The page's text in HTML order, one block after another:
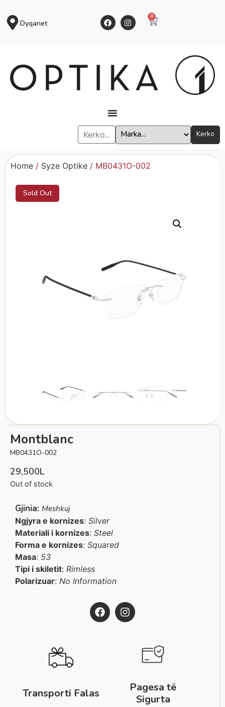
Dyqanet
0
Kerko
Home / Syze Optike / MB0431O-002
Sold Out
Montblanc
MB0431O-002
29,500L
Out of stock
Gjinia: Meshkuj
Ngjyra e kornizes: Silver
Materiali i kornizes: Steel
Forma e kornizes: Squared
Masa: 53
Tipi i skiletit: Rimless
Polarizuar: No Information
Transporti Falas
Pagesa të
Sigurta